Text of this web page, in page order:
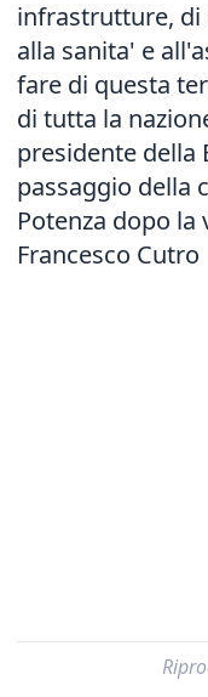
infrastrutture, di
alla sanita' e
fare di questa
di tutta la
presidente della
passaggio della
Potenza dopo
Francesco Cutro